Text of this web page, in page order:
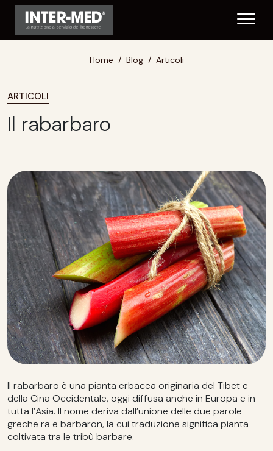
Home Blog Articoli
ARTICOLI
Il rabarbaro
Il rabarbaro è una pianta erbacea originaria del Tibet e
della Cina Occidentale, oggi diffusa anche in Europa e in
tutta l’Asia. Il nome deriva dall’unione delle due parole
greche ra e barbaron, la cui traduzione significa pianta
coltivata tra le tribù barbare.